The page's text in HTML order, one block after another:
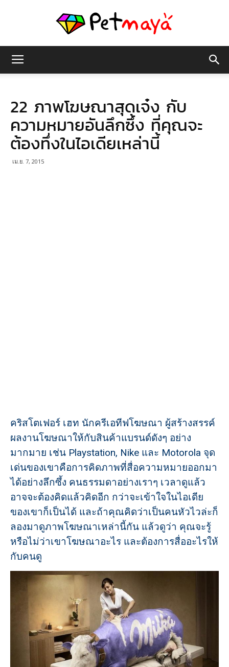
มายา
22 ภาพโฆษณาสุดเจ๋ง กับ
ความหมายอันลึกซึ้ง ที่คุณจะ
ต้องทึ่งในไอเดียเหล่านี้
เม.ย. 7, 2015
คริสโตเฟอร์ เฮท นักครีเอทีฟโฆษณา ผู้สร้างสรรค์
ผลงานโฆษณาให้กับสินค้าแบรนด์ดังๆ อย่าง
มากมาย เช่น Playstation, Nike และ Motorola จุด
เด่นของเขาคือการคิดภาพที่สื่อความหมายออกมา
ได้อย่างลึกซึ้ง คนธรรมดาอย่างเราๆ เวลาดูแล้ว
อาจจะต้องคิดแล้วคิดอีก กว่าจะเข้าใจในไอเดีย
ของเขาก็เป็นได้ และถ้าคุณคิดว่าเป็นคนหัวไวล่ะก็
ลองมาดูภาพโฆษณาเหล่านี้กัน แล้วดูว่า คุณจะรู้
หรือไม่ว่าเขาโฆษณาอะไร และต้องการสื่ออะไรให้
กับคนดู